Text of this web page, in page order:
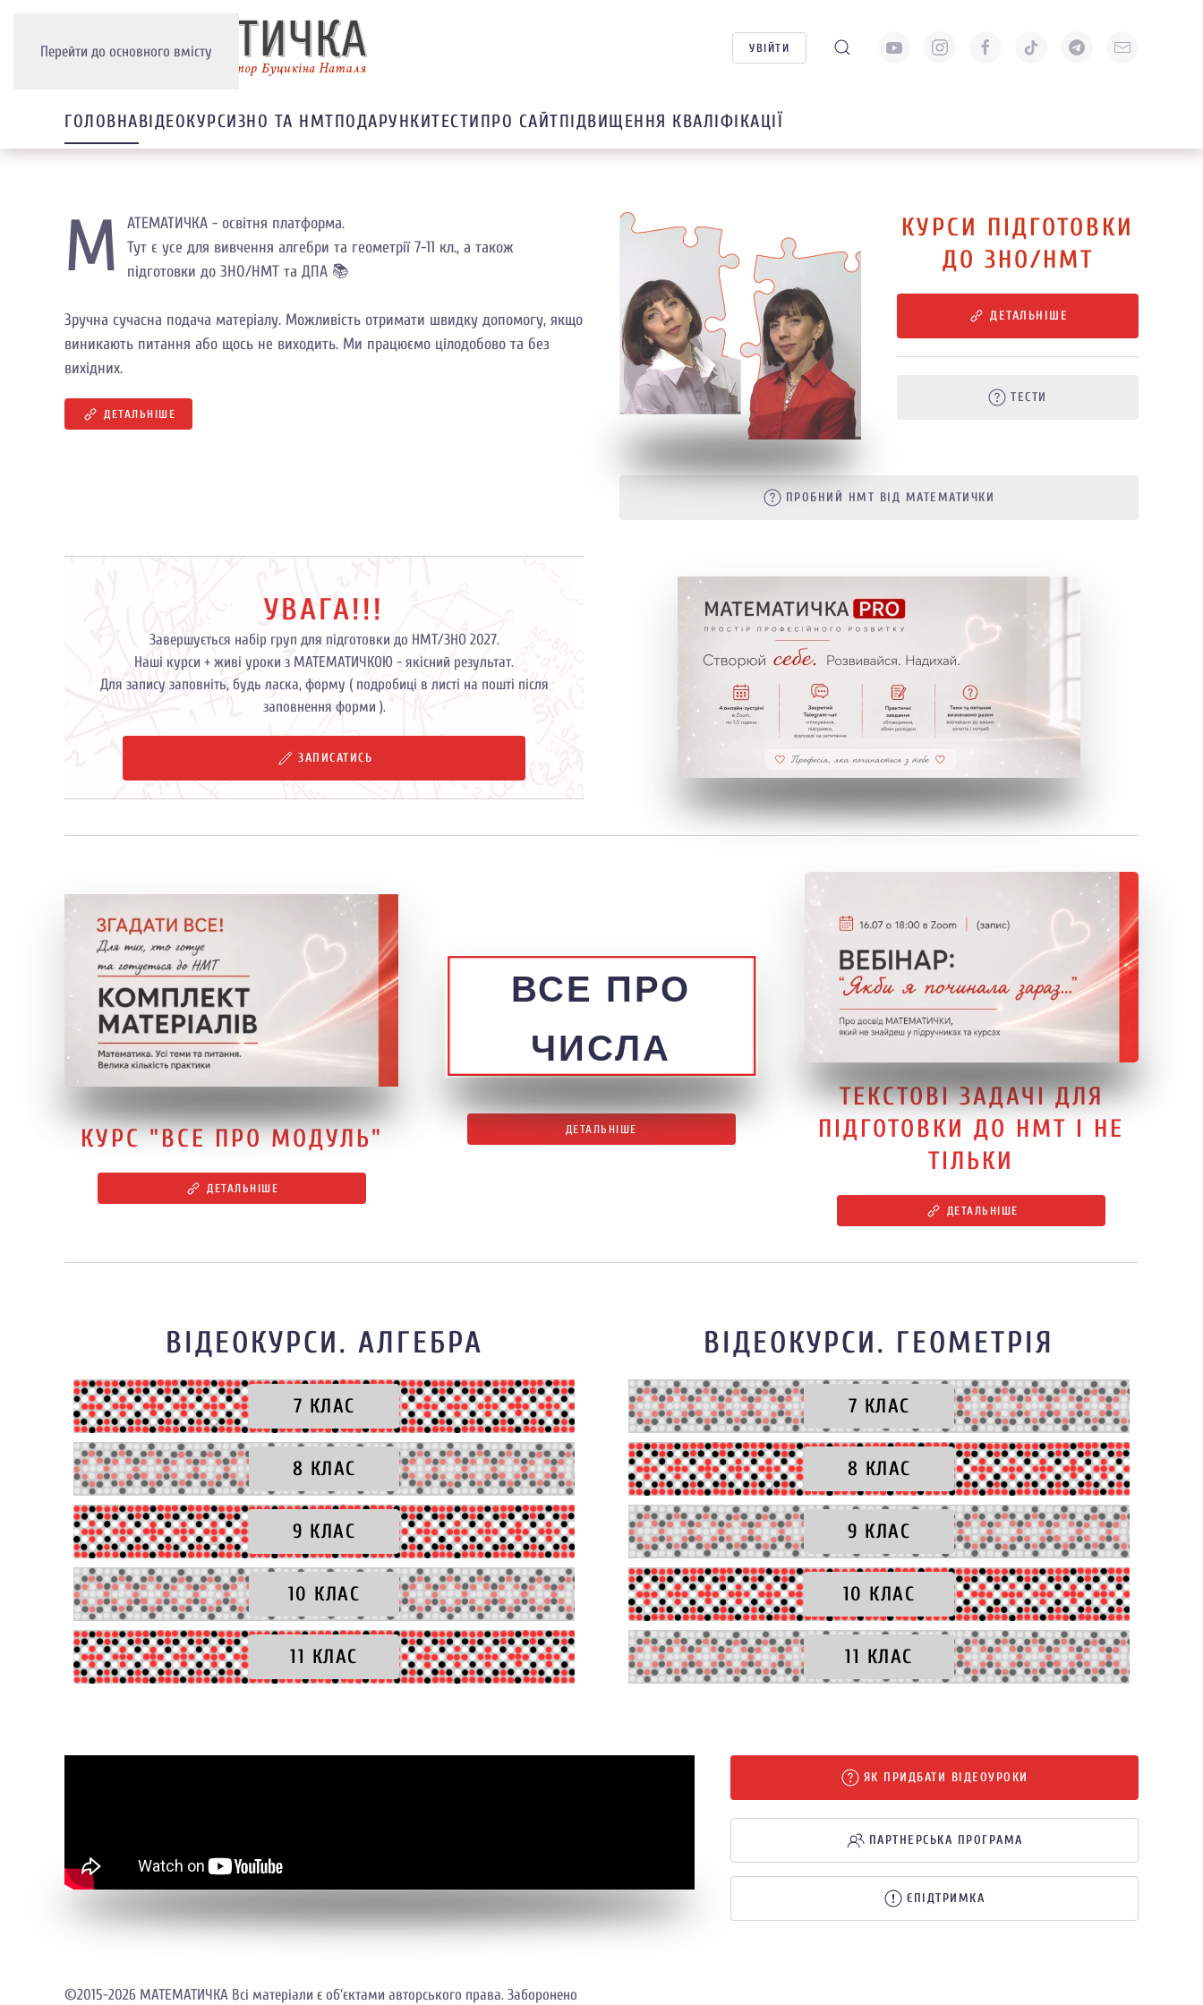
Перейти до основного вмісту УВІЙТИ
ГОЛОВНАВІДЕОКУРСИ3НО ТА НМТПОДАРУНКИТЕСТИПРО САЙТПІДВИЩЕННЯ КВАЛІФІКАЦІЇ
М
АТЕМАТИЧКА - освітня платформа.
Тут є усе для вивчення алгебри та геометрії 7-11 кл., а також
підготовки до ЗНО/НМТ та ДПА 📚
Зручна сучасна подача матеріалу. Можливість отримати швидку допомогу, якщо
виникають питання або щось не виходить. Ми працюємо цілодобово та без
вихідних.
ДЕТАЛЬНІШЕ
КУРСИ ПІДГОТОВКИ
ДО ЗНО/НМТ
ДЕТАЛЬНІШЕ
ТЕСТИ
ПРОБНИЙ НМТ ВІД МАТЕМАТИЧКИ
УВАГА!!!
Завершується набір груп для підготовки до НМТ/ЗНО 2027.
Наші курси + живі уроки з МАТЕМАТИЧКОЮ - якісний результат.
Для запису заповніть, будь ласка, форму ( подробиці в листі на пошті після
заповнення форми ).
ЗАПИСАТИСЬ
КУРС "ВСЕ ПРО МОДУЛЬ"
ДЕТАЛЬНІШЕ
ВСЕ ПРО
ЧИСЛА
ДЕТАЛЬНІШЕ
ТЕКСТОВІ ЗАДАЧІ ДЛЯ
ПІДГОТОВКИ ДО НМТ І НЕ
ТІЛЬКИ
ДЕТАЛЬНІШЕ
ВІДЕОКУРСИ. АЛГЕБРА
7 КЛАС
8 КЛАС
9 КЛАС
10 КЛАС
11 КЛАС
ВІДЕОКУРСИ. ГЕОМЕТРІЯ
7 КЛАС
8 КЛАС
9 КЛАС
10 КЛАС
11 КЛАС
ЯК ПРИДБАТИ ВІДЕОУРОКИ
ПАРТНЕРСЬКА ПРОГРАМА
ЄПІДТРИМКА
©2015-2026 МАТЕМАТИЧКА Всі матеріали є об'єктами авторського права. Заборонено